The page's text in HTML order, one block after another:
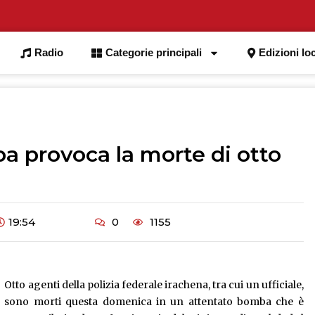
Radio Categorie principali Edizioni
provoca la morte di otto
19:54 0 1155
Otto agenti della polizia federale irachena, tra cui un ufficiale,
sono morti questa domenica in un attentato bomba che è